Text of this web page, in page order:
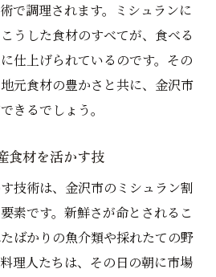
で調理されます。ミシュランに
うした食材のすべてが、食べる
仕上げられているのです。その
元食材の豊かさと共に、金沢市
きるでしょう。
食材を活かす技
技術は、金沢市のミシュラン割
素です。新鮮さが命とされるこ
ばかりの魚介類や採れたての野
理人たちは、その日の朝に市場